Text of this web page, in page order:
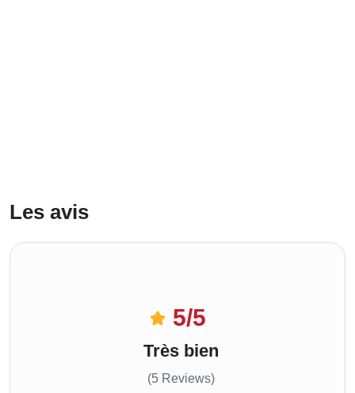
Les avis
5/5
Très bien
(5 Reviews)